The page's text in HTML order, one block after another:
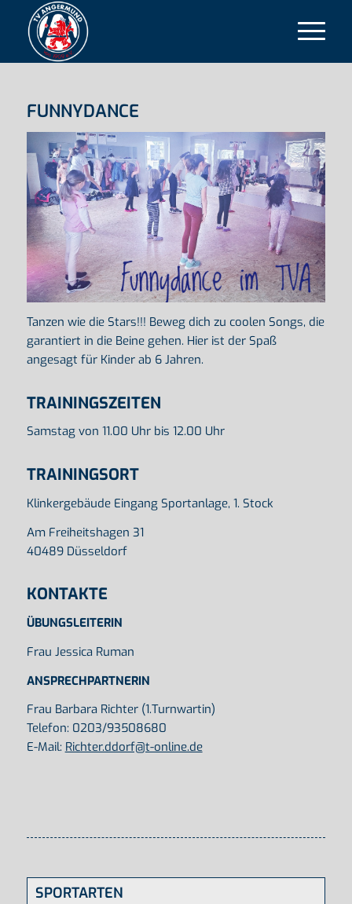
FUNNYDANCE
Tanzen wie die Stars!!! Beweg dich zu coolen Songs, die
garantiert in die Beine gehen. Hier ist der Spaß
angesagt für Kinder ab 6 Jahren.
TRAININGSZEITEN
Samstag von 11.00 Uhr bis 12.00 Uhr
TRAININGSORT
Klinkergebäude Eingang Sportanlage, 1. Stock
Am Freiheitshagen 31
40489 Düsseldorf
KONTAKTE
ÜBUNGSLEITERIN
Frau Jessica Ruman
ANSPRECHPARTNERIN
Frau Barbara Richter (1.Turnwartin)
Telefon: 0203/93508680
E-Mail: Richter.ddorf@t-online.de
SPORTARTEN